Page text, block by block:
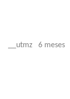
__utmz 6 meses